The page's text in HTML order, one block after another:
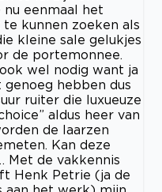
eenmaal het
te kunnen zoeken als
kleine sale gelukjes
de portemonnee.
wel nodig want ja
hebben dus
ruiter die luxueuze
aldus heer van
de laarzen
Kan deze
Met de vakkennis
Henk Petrie (ja de